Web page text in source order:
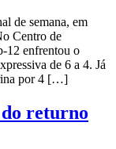
de semana, em
Centro de
12 enfrentou o
de 6 a 4. Já
por 4 […]
returno